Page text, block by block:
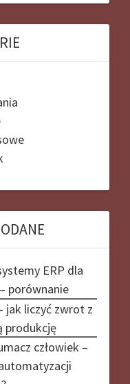
ERP dla
porównanie
jak liczyć zwrot z
produkcję
człowiek –